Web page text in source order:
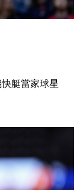
艇當家球星